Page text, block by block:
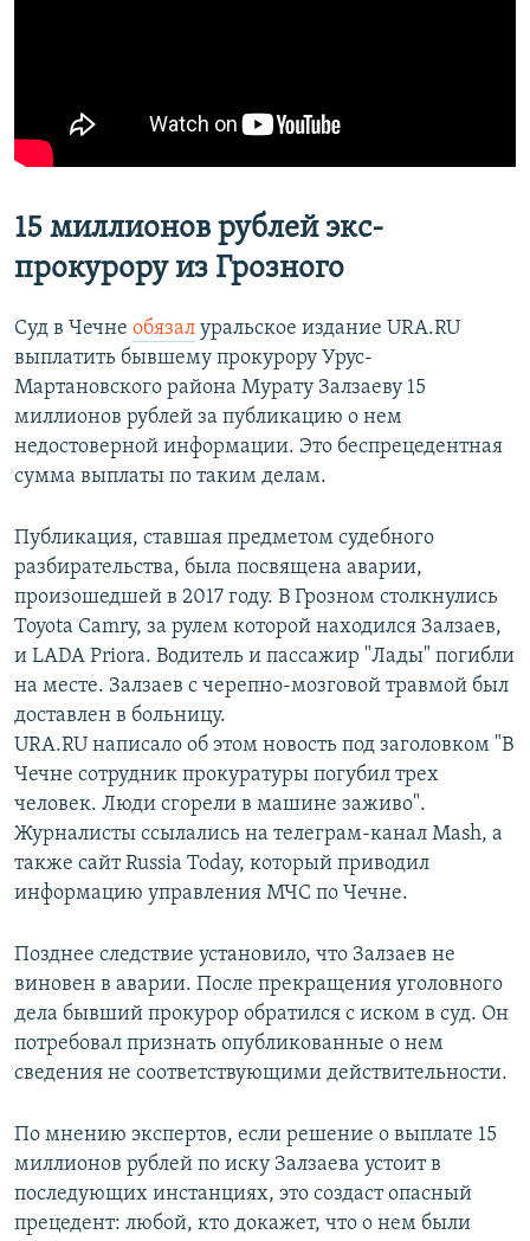
15 миллионов рублей экс-
прокурору из Грозного
Суд в Чечне обязал уральское издание URA.RU
выплатить бывшему прокурору Урус-
Мартановского района Мурату Залзаеву 15
миллионов рублей за публикацию о нем
недостоверной информации. Это беспрецедентная
сумма выплаты по таким делам.
Публикация, ставшая предметом судебного
разбирательства, была посвящена аварии,
произошедшей в 2017 году. В Грозном столкнулись
Toyota Camry, за рулем которой находился Залзаев,
и LADA Priora. Водитель и пассажир "Лады" погибли
на месте. Залзаев с черепно-мозговой травмой был
доставлен в больницу.
URA.RU написало об этом новость под заголовком "В
Чечне сотрудник прокуратуры погубил трех
человек. Люди сгорели в машине заживо".
Журналисты ссылались на телеграм-канал Mash, а
также сайт Russia Today, который приводил
информацию управления МЧС по Чечне.
Позднее следствие установило, что Залзаев не
виновен в аварии. После прекращения уголовного
дела бывший прокурор обратился с иском в суд. Он
потребовал признать опубликованные о нем
сведения не соответствующими действительности.
По мнению экспертов, если решение о выплате 15
миллионов рублей по иску Залзаева устоит в
последующих инстанциях, это создаст опасный
прецедент: любой, кто докажет, что о нем были